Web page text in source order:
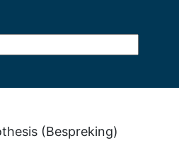
(Bespreking)